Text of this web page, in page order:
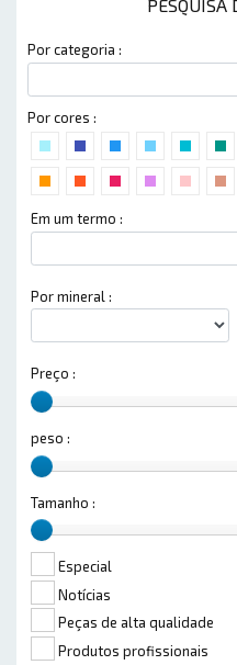
PESQUISA
Por categoria :
Por cores :
Em um termo :
Por mineral :
Preço :
peso :
Tamanho :
Especial
Notícias
Peças de alta qualidade
Produtos profissionais